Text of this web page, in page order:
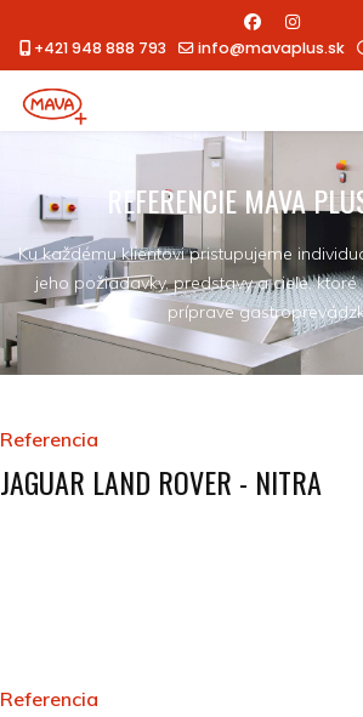
+421 948 888 793 info@mavaplus.sk
REFERENCIE MAVA
Ku každému klientovi pristupujeme
jeho požiadavky, predstavy a ciele,
príprave
Referencia
JAGUAR LAND ROVER - NITRA
Referencia